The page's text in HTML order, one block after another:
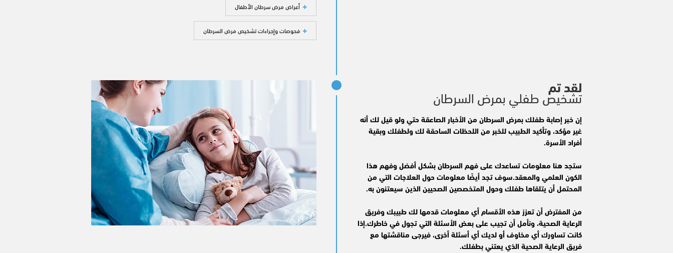
أعراض مرض سرطان الأطفال
فحوصات وإجراءات تشخيص مرض السرطان
لقد تم
تشخيص طفلي بمرض السرطان
إن خبر إصابة طفلك بمرض السرطان من الأخبار الصاعقة حتي ولو قيل لك أنه
غير مؤكد، وتأكيد الطبيب للخبر من اللحظات الساحقة لك ولطفلك وبقية
أفراد الأسرة.
ستجد هنا معلومات تساعدك على فهم السرطان بشكل أفضل وفهم هذا
الكون العلمي والمعقد.سوف تجد أيضًا معلومات حول العلاجات التي من
المحتمل أن يتلقاها طفلك وحول المتخصصين الصحيين الذين سيعتنون به.
من المفترض أن تعزز هذه الأقسام أي معلومات قدمها لك طبيبك وفريق
الرعاية الصحية، ونأمل أن تجيب على بعض الأسئلة التي تجول في خاطرك.إذا
كانت تساورك أي مخاوف أو لديك أي أسئلة أخرى، فيرجى مناقشتها مع
فريق الرعاية الصحية الذي يعتني بطفلك.